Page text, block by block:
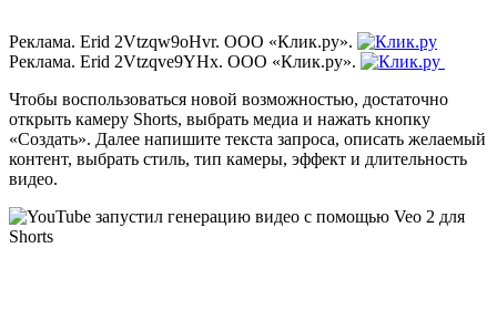
Реклама. Erid 2Vtzqw9oHvr. ООО «Клик.ру».
Реклама. Erid 2Vtzqve9YHx. ООО «Клик.ру».
Чтобы воспользоваться новой возможностью, достаточно
открыть камеру Shorts, выбрать медиа и нажать кнопку
«Создать». Далее напишите текста запроса, описать желаемый
контент, выбрать стиль, тип камеры, эффект и длительность
видео.